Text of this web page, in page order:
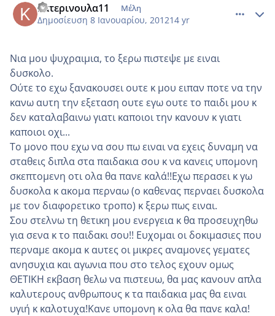
κατερινουλα11 Μέλη
Δημοσίευση 8 Ιανουαρίου, 201214 yr
Νια μου ψυχραιμια, το ξερω πιστεψε με ειναι
δυσκολο.
Ούτε το εχω ξανακουσει ουτε κ μου ειπαν ποτε να την
κανω αυτη την εξεταση ουτε εγω ουτε το παιδι μου κ
δεν καταλαβαινω γιατι καποιοι την κανουν κ γιατι
καποιοι οχι...
Το μονο που εχω να σου πω ειναι να εχεις δυναμη να
σταθεις διπλα στα παιδακια σου κ να κανεις υπομονη
σκεπτομενη οτι ολα θα πανε καλά!!Εχω περασει κ γω
δυσκολα κ ακομα περναω (ο καθενας περναει δυσκολα
με τον διαφορετικο τροπο) κ ξερω πως ειναι.
Σου στελνω τη θετικη μου ενεργεια κ θα προσευχηθω
για σενα κ το παιδακι σου!! Ευχομαι οι δοκιμασιες που
περναμε ακομα κ αυτες οι μικρες αναμονες γεματες
ανησυχια και αγωνια που στο τελος εχουν ομως
ΘΕΤΙΚΗ εκβαση θελω να πιστευω, θα μας κανουν απλα
καλυτερους ανθρωπους κ τα παιδακια μας θα ειναι
υγιή κ καλοτυχα!Κανε υπομονη κ ολα θα πανε καλα!